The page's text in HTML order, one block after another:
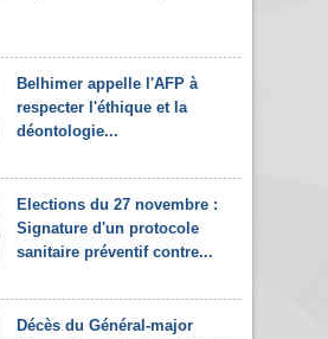
Belhimer appelle l'AFP à
respecter l'éthique et la
déontologie...
Elections du 27 novembre :
Signature d'un protocole
sanitaire préventif contre...
Décès du Général-major